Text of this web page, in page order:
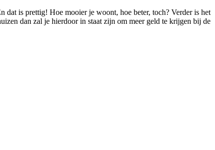
is prettig! Hoe mooier je woont, hoe beter, toch? Verder is het
dan zal je hierdoor in staat zijn om meer geld te krijgen bij de